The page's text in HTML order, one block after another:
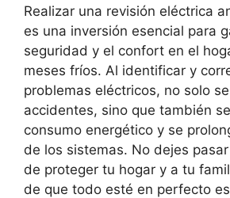
Realizar una revisión eléctrica
es una inversión esencial para
seguridad y el confort en el
meses fríos. Al identificar y
problemas eléctricos, no solo
accidentes, sino que también
consumo energético y se
de los sistemas. No dejes
de proteger tu hogar y a tu
de que todo esté en perfecto